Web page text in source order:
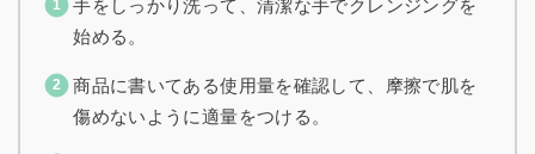
手をしっかり洗って、清潔な手でクレンジングを
始める。
商品に書いてある使用量を確認して、摩擦で肌を
傷めないように適量をつける。